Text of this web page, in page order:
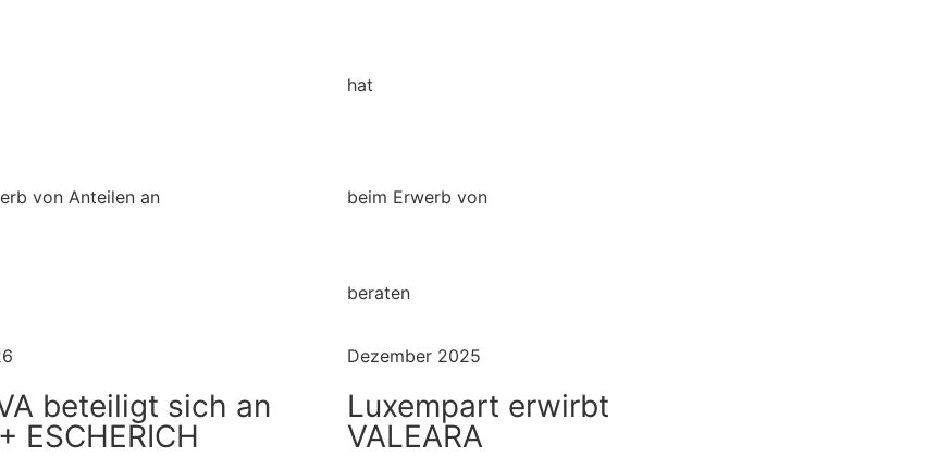
von Anteilen an
beteiligt sich an
ESCHERICH
hat
beim Erwerb von
beraten
Dezember 2025
Luxempart erwirbt
VALEARA